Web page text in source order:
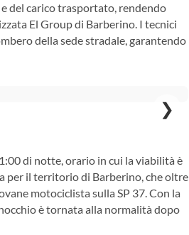
del carico trasportato, rendendo
El Group di Barberino. I tecnici
della sede stradale, garantendo
❯
di notte, orario in cui la viabilità è
per il territorio di Barberino, che oltre
motociclista sulla SP 37. Con la
è tornata alla normalità dopo